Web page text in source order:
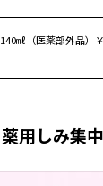
㎖（医薬部外品）
用しみ集